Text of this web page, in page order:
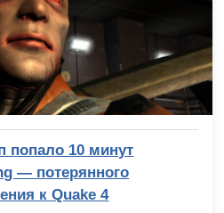
попало 10 минут
— потерянного
к Quake 4